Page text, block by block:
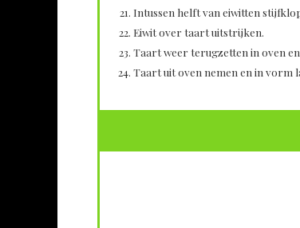
Intussen helft van eiwitten
Eiwit over taart uitstrijken.
Taart weer terugzetten in oven
Taart uit oven nemen en in vorm